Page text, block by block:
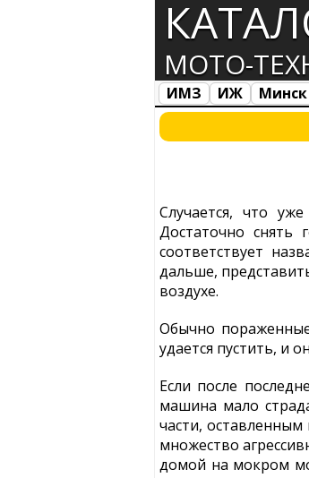
МОТО-
ИМЗ ИЖ Минск
Все марки
Загрузка...
Случается, что
Достаточно снять
соответствует
дальше,
воздухе.
Обычно
удается пустить, и
Если после
машина мало
части,
множество
домой на мокром